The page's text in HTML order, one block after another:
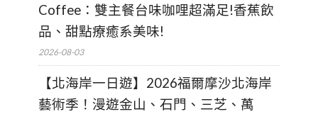
Coffee：雙主餐台味咖哩超滿足!香蕉飲
品、甜點療癒系美味!
2026-08-03
【北海岸一日遊】2026福爾摩沙北海岸
藝術季！漫遊金山、石門、三芝、萬